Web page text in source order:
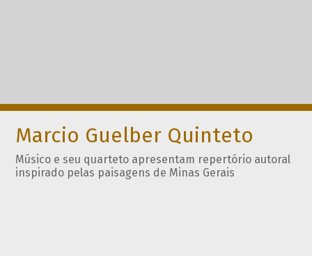
Marcio Guelber Quinteto
Músico e seu quarteto apresentam repertório autoral
inspirado pelas paisagens de Minas Gerais